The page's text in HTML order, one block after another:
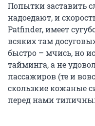
Попытки заставить
надоедают, и
Patfinder, имеет
всяких там
быстро – мчись, но
тайминга, а не
пассажиров (те и
скользкие кожаные
перед нами